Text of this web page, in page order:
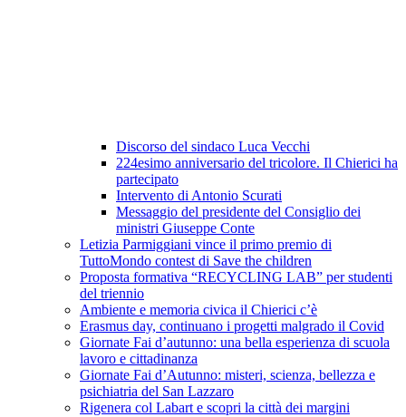
Discorso del sindaco Luca Vecchi
224esimo anniversario del tricolore. Il Chierici ha
partecipato
Intervento di Antonio Scurati
Messaggio del presidente del Consiglio dei
ministri Giuseppe Conte
Letizia Parmiggiani vince il primo premio di
TuttoMondo contest di Save the children
Proposta formativa “RECYCLING LAB” per studenti
del triennio
Ambiente e memoria civica il Chierici c’è
Erasmus day, continuano i progetti malgrado il Covid
Giornate Fai d’autunno: una bella esperienza di scuola
lavoro e cittadinanza
Giornate Fai d’Autunno: misteri, scienza, bellezza e
psichiatria del San Lazzaro
Rigenera col Labart e scopri la città dei margini